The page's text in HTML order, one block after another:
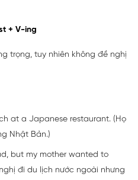
+ V-ing
trọng, tuy nhiên không đề nghị
at a Japanese restaurant. (Họ
Nhật Bản.)
but my mother wanted to
đi du lịch nước ngoài nhưng